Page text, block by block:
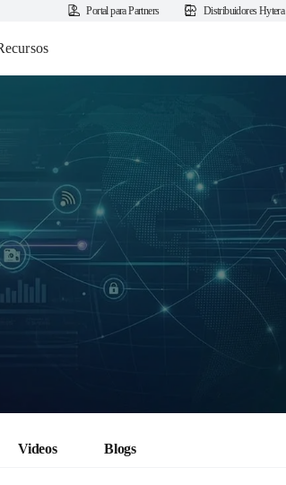
Portal para Partners Distribuidores Hytera
Videos Blogs